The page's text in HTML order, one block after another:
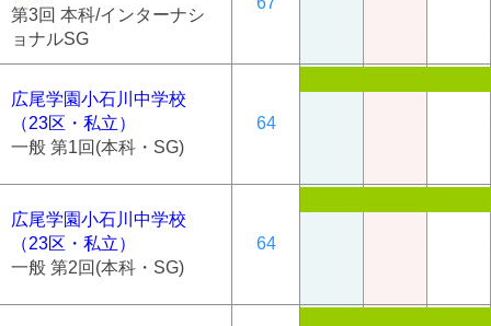
第3回 本科/インターナシ
ョナルSG
広尾学園小石川中学校
（23区・私立）
一般 第1回(本科・SG)
64
広尾学園小石川中学校
（23区・私立）
一般 第2回(本科・SG)
64